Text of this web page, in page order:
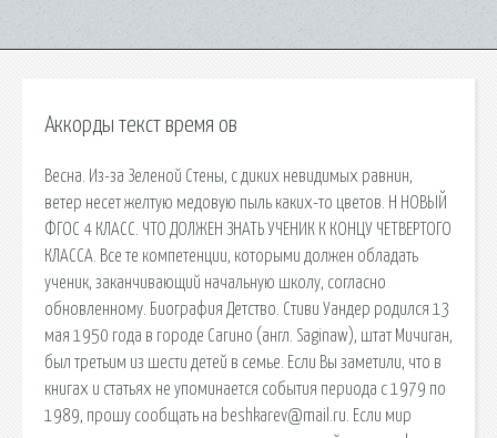
Аккорды текст время ов
Весна. Из-за Зеленой Стены, с диких невидимых равнин,
ветер несет желтую медовую пыль каких-то цветов. Н НОВЫЙ
ФГОС 4 КЛАСС. ЧТО ДОЛЖЕН ЗНАТЬ УЧЕНИК К КОНЦУ ЧЕТВЕРТОГО
КЛАССА. Все те компетенции, которыми должен обладать
ученик, заканчивающий начальную школу, согласно
обновленному. Биография Детство. Стиви Уандер родился 13
мая 1950 года в городе Сагино (англ. Saginaw), штат Мичиган,
был третьим из шести детей в семье. Если Вы заметили, что в
книгах и статьях не упоминается события периода с 1979 по
1989, прошу сообщать на beshkarev@mail.ru. Если мир